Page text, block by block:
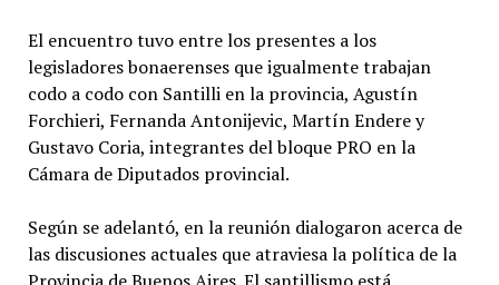
El encuentro tuvo entre los presentes a los
legisladores bonaerenses que igualmente trabajan
codo a codo con Santilli en la provincia, Agustín
Forchieri, Fernanda Antonijevic, Martín Endere y
Gustavo Coria, integrantes del bloque PRO en la
Cámara de Diputados provincial.
Según se adelantó, en la reunión dialogaron acerca de
las discusiones actuales que atraviesa la política de la